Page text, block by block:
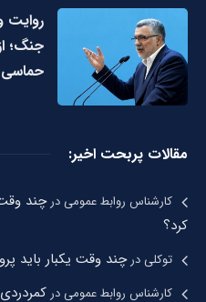
روایت
جنگ؛
حماسی
مقالات پربحت اخیر:
کارشناس روابط عمومیدرچند
کرد؟
توکلیدرچند وقت یکبار باید
کارشناس روابط عمومیدر